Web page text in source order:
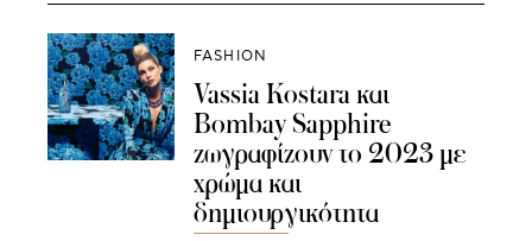
FASHION
Vassia Kostara και
Bombay Sapphire
ζωγραφίζουν το 2023 με
χρώμα και
δημιουργικότητα